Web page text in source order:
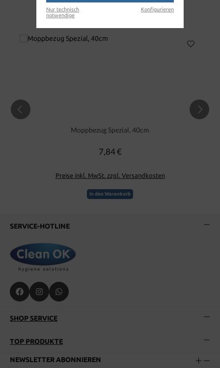
MOPPBEZUG SPEZIAL 50CM
Moppbezug Spezial, 40cm
Regulärer Preis:
7,84 €
Preise inkl. MwSt. zzgl. Versandkosten
In den Warenkorb
SERVICE-HOTLINE
SHOP SERVICE
TOP PRODUKTE
NEWSLETTER ABONNIEREN
Nur technisch
notwendige
Konfigurieren